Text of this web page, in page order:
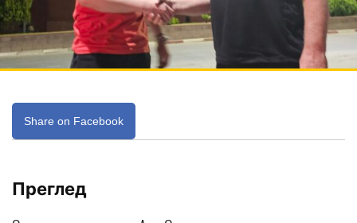
Share on Facebook
Преглед